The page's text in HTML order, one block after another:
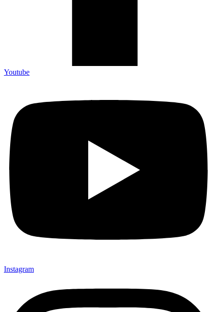
Youtube
Instagram